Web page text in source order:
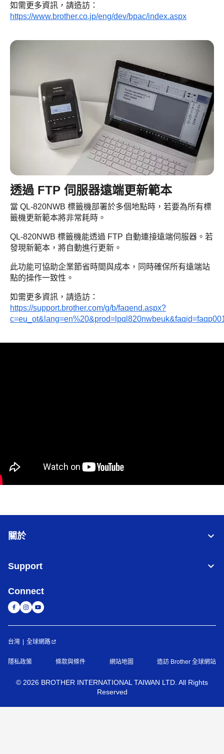
如需更多資訊，請造訪：
https://www.brother.co.jp/eng/dev/bpac/index.aspx
透過 FTP 伺服器遠端更新範本
當 QL-820NWB 標籤機部署於多個地點時，若要為所有標
籤機更新範本將非常耗時。
QL-820NWB 標籤機能透過 FTP 自動連接遠端伺服器。若
發現新範本，將自動進行更新。
此功能可協助企業節省時間與成本，同時確保所有遠端站
點的操作一致性。
如需更多資訊，請造訪：
https://support.brother.com/g/b/faqend.aspx?
關於
Support
Connect
台灣 全球網路
隱私政策 條款與條件 網站地圖 造訪 Brother 全球網站
© 2026 BROTHER INTERNATIONAL TAIWAN LTD. All Rights
Reserved